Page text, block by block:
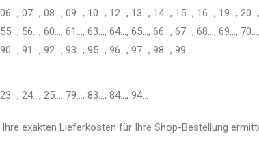
07…, 08…, 09…, 10…, 12…, 13…, 14…, 15…, 16…, 19…,
56…, 60…, 61…, 63…, 64…, 65…, 66…, 67…, 68…, 69…,
91…, 92…, 93…, 95…, 96…, 97…, 98…, 99…
24…, 25…, 79…, 83…, 84…, 94…
exakten Lieferkosten für Ihre Shop-Bestellung